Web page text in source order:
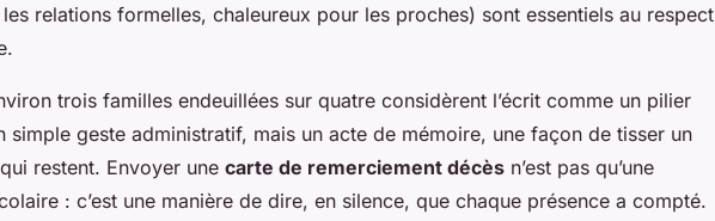
relations formelles, chaleureux pour les proches) sont essentiels au respect
trois familles endeuillées sur quatre considèrent l’écrit comme un pilier
simple geste administratif, mais un acte de mémoire, une façon de tisser un
restent. Envoyer une carte de remerciement décès n’est pas qu’une
: c’est une manière de dire, en silence, que chaque présence a compté.